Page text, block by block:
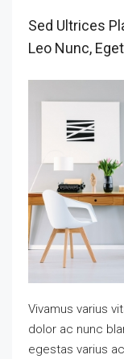
Sed Ultrices
Leo Nunc,
Vivamus varius
dolor ac nunc
egestas varius